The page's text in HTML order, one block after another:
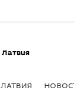
Латвия
ЛАТВИЯ